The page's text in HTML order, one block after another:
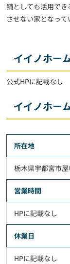
舗としても活用で
させない家となって
イイノホー
公式HPに記載なし
イイノホー
所在地
栃木県宇都宮市
営業時間
HPに記載なし
休業日
HPに記載なし